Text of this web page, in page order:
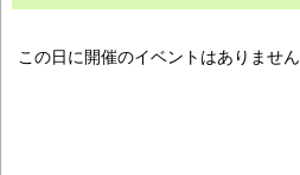
この日に開催のイベントはありません